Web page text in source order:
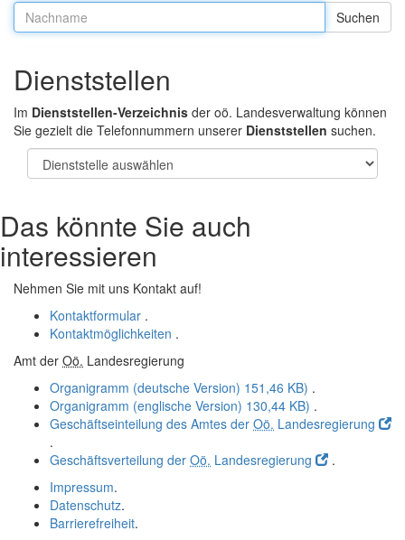
Nachname:
Dienststellen
Im Dienststellen-Verzeichnis der oö. Landesverwaltung können
Sie gezielt die Telefonnummern unserer Dienststellen suchen.
Das könnte Sie auch
interessieren
Nehmen Sie mit uns Kontakt auf!
Kontaktformular .
Kontaktmöglichkeiten .
Amt der Oö. Landesregierung
Organigramm (deutsche Version) 151,46 KB) .
Organigramm (englische Version) 130,44 KB) .
Geschäftseinteilung des Amtes der Oö. Landesregierung
.
Geschäftsverteilung der Oö. Landesregierung
.
Impressum.
Datenschutz.
Barrierefreiheit.